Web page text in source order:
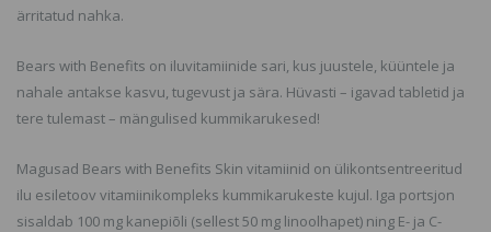
ärritatud nahka.
Bears with Benefits on iluvitamiinide sari, kus juustele, küüntele ja
nahale antakse kasvu, tugevust ja sära. Hüvasti – igavad tabletid ja
tere tulemast – mängulised kummikarukesed!
Magusad Bears with Benefits Skin vitamiinid on ülikontsentreeritud
ilu esiletoov vitamiinikompleks kummikarukeste kujul. Iga portsjon
sisaldab 100 mg kanepiõli (sellest 50 mg linoolhapet) ning E- ja C-